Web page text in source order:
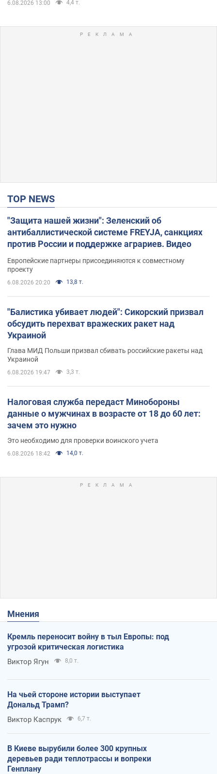
6.08.2026 13:00 4,4 т.
TOP NEWS
"Защита нашей жизни": Зеленский об
антибаллистической системе FREYJA, санкциях
против России и поддержке аграриев. Видео
Европейские партнеры присоединяются к совместному
проекту
6.08.2026 20:20 13,8 т.
"Балистика убивает людей": Сикорский призвал
обсудить перехват вражеских ракет над
Украиной
Глава МИД Польши призвал сбивать российские ракеты над
Украиной
6.08.2026 19:47 3,3 т.
Налоговая служба передаст Минобороны
данные о мужчинах в возрасте от 18 до 60 лет:
зачем это нужно
Это необходимо для проверки воинского учета
6.08.2026 18:42 14,0 т.
Мнения
Кремль переносит войну в тыл Европы: под
угрозой критическая логистика
Виктор Ягун 8,0 т.
На чьей стороне истории выступает
Дональд Трамп?
Виктор Каспрук 6,7 т.
В Киеве вырубили более 300 крупных
деревьев ради теплотрассы и вопреки
Генплану